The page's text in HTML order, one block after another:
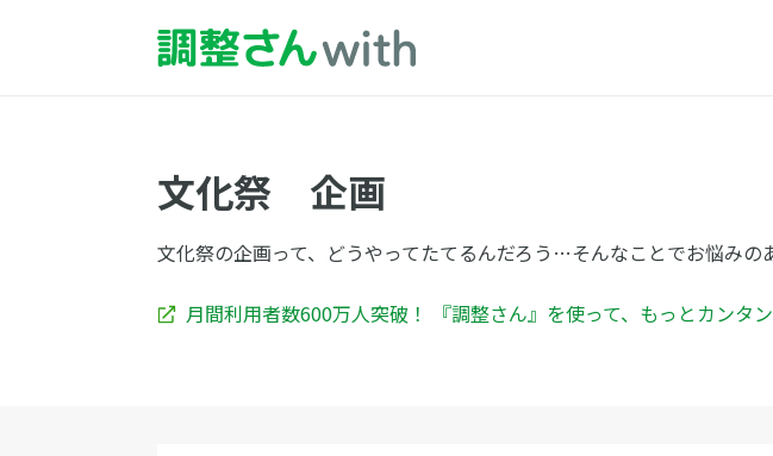
文化祭 企画
文化祭の企画って、どうやってたてるんだろう…そんなことでお悩みの
月間利用者数600万人突破！ 『調整さん』を使って、もっとカンタ